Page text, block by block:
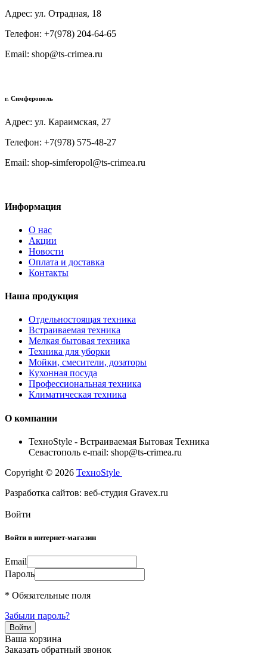
Адрес: ул. Отрадная, 18
Телефон: +7(978) 204-64-65
Email: shop@ts-crimea.ru
г. Симферополь
Адрес: ул. Караимская, 27
Телефон: +7(978) 575-48-27
Email: shop-simferopol@ts-crimea.ru
Информация
О нас
Акции
Новости
Оплата и доставка
Контакты
Наша продукция
Отдельностоящая техника
Встраиваемая техника
Мелкая бытовая техника
Техника для уборки
Мойки, смесители, дозаторы
Кухонная посуда
Профессиональная техника
Климатическая техника
О компании
TexноStyle - Встраиваемая Бытовая Техника
Севастополь e-mail: shop@ts-crimea.ru
Copyright © 2026 TexноStyle
Разработка сайтов: веб-студия Gravex.ru
Войти
Войти в интернет-магазин
Email
Пароль
* Обязательные поля
Забыли пароль?
Ваша корзина
Заказать обратный звонок